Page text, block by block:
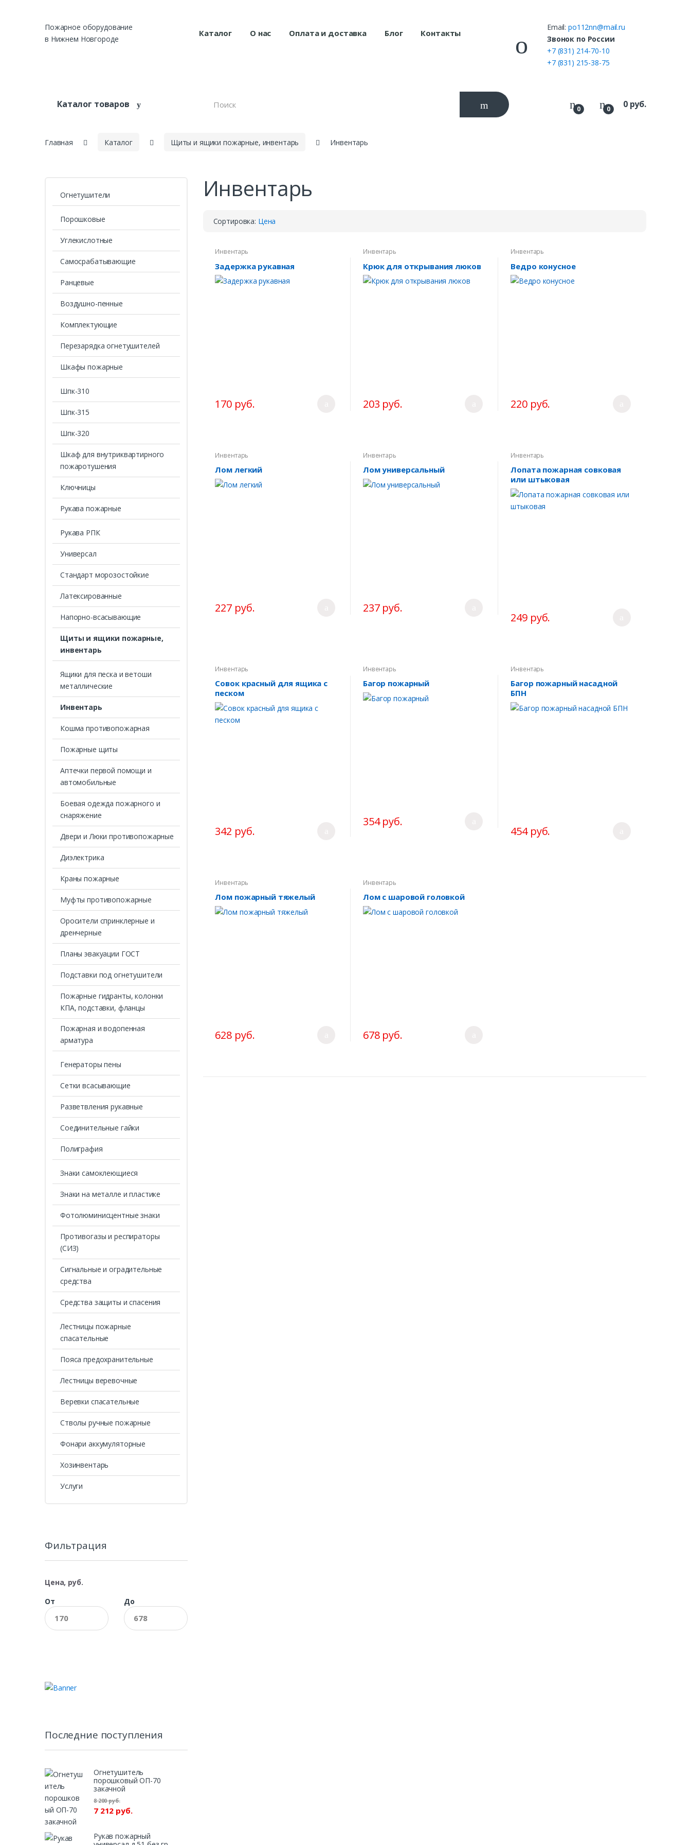
Пожарное оборудование
в Нижнем Новгороде
Каталог О нас Оплата и доставка Блог Контакты
Email:po112nn@mail.ru
Звонок по России
+7 (831) 214-70-10
+7 (831) 215-38-75
Каталог товаров
h
0 0 0руб.
Главная Каталог Щиты и ящики пожарные, инвентарь Инвентарь
Инвентарь
Сортировка: Цена
Инвентарь
Задержка рукавная
170 руб.
Инвентарь
Крюк для открывания люков
203 руб.
Инвентарь
Ведро конусное
220 руб.
Инвентарь
Лом легкий
227 руб.
Инвентарь
Лом универсальный
237 руб.
Инвентарь
Лопата пожарная совковая
или штыковая
249 руб.
Инвентарь
Совок красный для ящика с
песком
342 руб.
Инвентарь
Багор пожарный
354 руб.
Инвентарь
Багор пожарный насадной
БПН
454 руб.
Инвентарь
Лом пожарный тяжелый
628 руб.
Инвентарь
Лом с шаровой головкой
678 руб.
Огнетушители
Порошковые
Углекислотные
Cамосрабатывающие
Ранцевые
Воздушно-пенные
Комплектующие
Перезарядка огнетушителей
Шкафы пожарные
Шпк-310
Шпк-315
Шпк-320
Шкаф для внутриквартирного
пожаротушения
Ключницы
Рукава пожарные
Рукава РПК
Универсал
Стандарт морозостойкие
Латексированные
Напорно-всасывающие
Щиты и ящики пожарные,
инвентарь
Ящики для песка и ветоши
металлические
Инвентарь
Кошма противопожарная
Пожарные щиты
Аптечки первой помощи и
автомобильные
Боевая одежда пожарного и
снаряжение
Двери и Люки противопожарные
Диэлектрика
Краны пожарные
Муфты противопожарные
Оросители спринклерные и
дренчерные
Планы эвакуации ГОСТ
Подставки под огнетушители
Пожарные гидранты, колонки
КПА, подставки, фланцы
Пожарная и водопенная
арматура
Генераторы пены
Сетки всасывающие
Разветвления рукавные
Соединительные гайки
Полиграфия
Знаки самоклеющиеся
Знаки на металле и пластике
Фотолюминисцентные знаки
Противогазы и респираторы
(СИЗ)
Сигнальные и оградительные
средства
Средства защиты и спасения
Лестницы пожарные
спасательные
Пояса предохранительные
Лестницы веревочные
Веревки спасательные
Стволы ручные пожарные
Фонари аккумуляторные
Хозинвентарь
Услуги
Фильтрация
Цена, руб.
От
До
Последние поступления
Огнетушитель
порошковый ОП-70
закачной
7 212 руб.
8 200 руб.
Рукав пожарный